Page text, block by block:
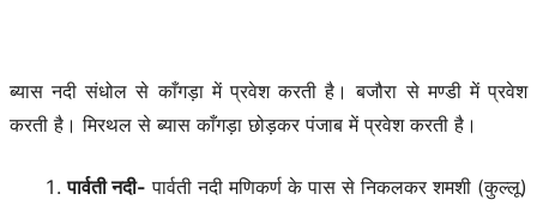
ब्यास नदी संधोल से काँगड़ा में प्रवेश करती है। बजौरा से मण्डी में प्रवेश
करती है। मिरथल से ब्यास काँगड़ा छोड़कर पंजाब में प्रवेश करती है।
पार्वती नदी- पार्वती नदी मणिकर्ण के पास से निकलकर शमशी (कुल्लू)